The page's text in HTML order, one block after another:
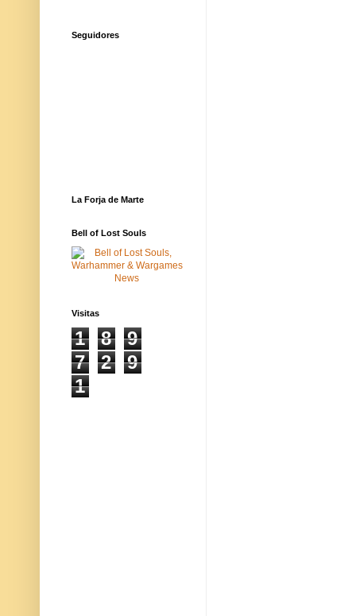
Seguidores
La Forja de Marte
Bell of Lost Souls
Visitas
1 8
9
7
2
9
1